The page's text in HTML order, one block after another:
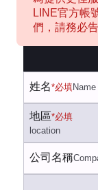
LINE官方帳
們，請務必
姓名*必填Name
地區*必填
location
公司名稱